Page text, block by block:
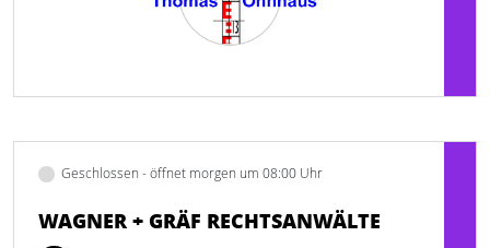
Geschlossen - öffnet morgen um 08:00 Uhr
WAGNER + GRÄF RECHTSANWÄLTE